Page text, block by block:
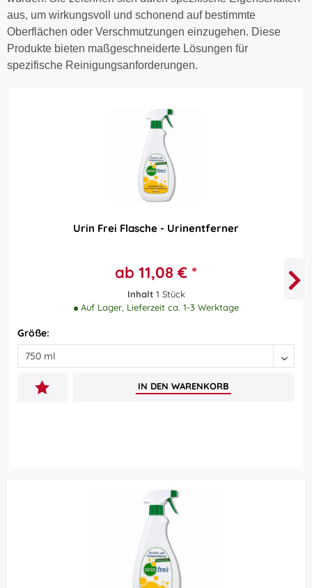
aus, um wirkungsvoll und schonend auf bestimmte
Oberflächen oder Verschmutzungen einzugehen. Diese
Produkte bieten maßgeschneiderte Lösungen für
spezifische Reinigungsanforderungen.
Urin Frei Flasche - Urinentferner
ab 11,08 € *
Inhalt 1 Stück
Auf Lager, Lieferzeit ca. 1-3 Werktage
Größe:
IN DEN WARENKORB